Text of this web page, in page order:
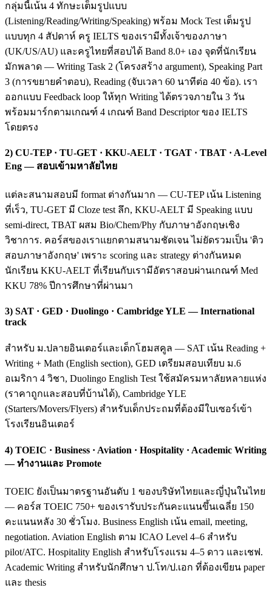
กลุ่มนี้เน้น 4 ทักษะเต็มรูปแบบ
(Listening/Reading/Writing/Speaking) พร้อม Mock Test เต็มรูป
แบบทุก 4 สัปดาห์ ครู IELTS ของเรามีทั้งเจ้าของภาษา
(UK/US/AU) และครูไทยที่สอบได้ Band 8.0+ เอง จุดที่นักเรียน
มักพลาด — Writing Task 2 (โครงสร้าง argument), Speaking Part
3 (การขยายคำตอบ), Reading (จับเวลา 60 นาทีต่อ 40 ข้อ). เรา
ออกแบบ Feedback loop ให้ทุก Writing ได้ตรวจภายใน 3 วัน
พร้อมมาร์กตามเกณฑ์ 4 เกณฑ์ Band Descriptor ของ IELTS
โดยตรง
2) CU-TEP · TU-GET · KKU-AELT · TGAT · TBAT · A-Level
Eng — สอบเข้ามหาลัยไทย
แต่ละสนามสอบมี format ต่างกันมาก — CU-TEP เน้น Listening
ที่เร็ว, TU-GET มี Cloze test ลึก, KKU-AELT มี Speaking แบบ
semi-direct, TBAT ผสม Bio/Chem/Phy กับภาษาอังกฤษเชิง
วิชาการ. คอร์สของเราแยกตามสนามชัดเจน ไม่ยัดรวมเป็น 'ติว
สอบภาษาอังกฤษ' เพราะ scoring และ strategy ต่างกันหมด
นักเรียน KKU-AELT ที่เรียนกับเรามีอัตราสอบผ่านเกณฑ์ Med
KKU 78% ปีการศึกษาที่ผ่านมา
3) SAT · GED · Duolingo · Cambridge YLE — International
track
สำหรับ ม.ปลายอินเตอร์และเด็กโฮมสคูล — SAT เน้น Reading +
Writing + Math (English section), GED เตรียมสอบเทียบ ม.6
อเมริกา 4 วิชา, Duolingo English Test ใช้สมัครมหาลัยหลายแห่ง
(ราคาถูกและสอบที่บ้านได้), Cambridge YLE
(Starters/Movers/Flyers) สำหรับเด็กประถมที่ต้องมีใบเซอร์เข้า
โรงเรียนอินเตอร์
4) TOEIC · Business · Aviation · Hospitality · Academic Writing
— ทำงานและ Promote
TOEIC ยังเป็นมาตรฐานอันดับ 1 ของบริษัทไทยและญี่ปุ่นในไทย
— คอร์ส TOEIC 750+ ของเรารับประกันคะแนนขึ้นเฉลี่ย 150
คะแนนหลัง 30 ชั่วโมง. Business English เน้น email, meeting,
negotiation. Aviation English ตาม ICAO Level 4–6 สำหรับ
pilot/ATC. Hospitality English สำหรับโรงแรม 4–5 ดาว และเชฟ.
Academic Writing สำหรับนักศึกษา ป.โท/ป.เอก ที่ต้องเขียน paper
และ thesis